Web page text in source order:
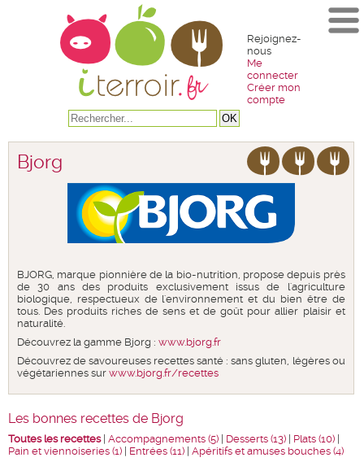
Rejoignez-
nous
Me
connecter
Créer mon
compte
Bjorg
BJORG, marque pionnière de la bio-nutrition, propose depuis près
de 30 ans des produits exclusivement issus de l'agriculture
biologique, respectueux de l'environnement et du bien être de
tous. Des produits riches de sens et de goût pour allier plaisir et
naturalité.
Découvrez la gamme Bjorg : www.bjorg.fr
Découvrez de savoureuses recettes santé : sans gluten, légères ou
végétariennes sur www.bjorg.fr/recettes
Les bonnes recettes de Bjorg
Toutes les recettes| Accompagnements (5) Desserts (13) Plats (10)
Pain et viennoiseries (1)
Entrées (11) Apéritifs et amuses bouches (4)